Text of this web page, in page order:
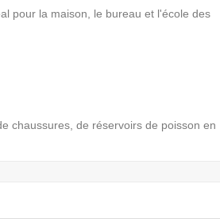
pour la maison, le bureau et l'école des
chaussures, de réservoirs de poisson en